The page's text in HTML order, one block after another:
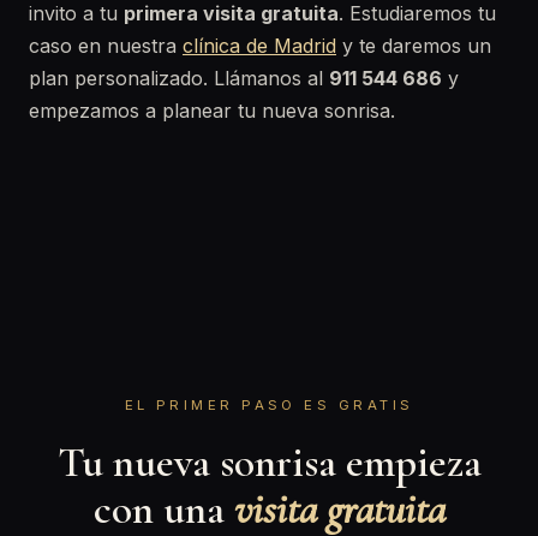
invito a tu primera visita gratuita. Estudiaremos tu
caso en nuestra clínica de Madrid y te daremos un
plan personalizado. Llámanos al 911 544 686 y
empezamos a planear tu nueva sonrisa.
EL PRIMER PASO ES GRATIS
Tu nueva sonrisa empieza
con unavisita gratuita